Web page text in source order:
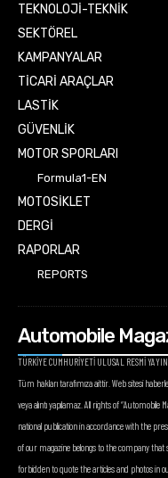
TEKNOLOJİ-TEKNİK
SEKTÖREL
KAMPANYALAR
TİCARİ ARAÇLAR
LASTİK
GÜVENLİK
MOTOR SPORLARI
Formula1-EN
MOTOSİKLET
DERGİ
RAPORLAR
REPORTS
Automobile
TÜRKİYE CUMHURİYETİ ULUSAL RESMİ
Tüm hakları tarafımıza aittir. Web sitesi
veya alıntı yapılamaz. All rights of
national publication in accordance with the
of our magazine belongs to the company
forbidden to quote the articles and photos in